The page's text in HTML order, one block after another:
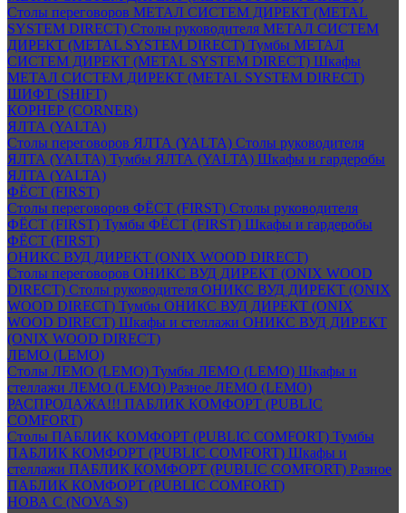
Столы переговоров МЕТАЛ СИСТЕМ ДИРЕКТ (METAL
SYSTEM DIRECT) Столы руководителя МЕТАЛ СИСТЕМ
ДИРЕКТ (METAL SYSTEM DIRECT) Тумбы МЕТАЛ
СИСТЕМ ДИРЕКТ (METAL SYSTEM DIRECT) Шкафы
МЕТАЛ СИСТЕМ ДИРЕКТ (METAL SYSTEM DIRECT)
ШИФТ (SHIFT)
КОРНЕР (CORNER)
ЯЛТА (YALTA)
Столы переговоров ЯЛТА (YALTA) Столы руководителя
ЯЛТА (YALTA) Тумбы ЯЛТА (YALTA) Шкафы и гардеробы
ЯЛТА (YALTA)
ФЁСТ (FIRST)
Столы переговоров ФЁСТ (FIRST) Столы руководителя
ФЁСТ (FIRST) Тумбы ФЁСТ (FIRST) Шкафы и гардеробы
ФЁСТ (FIRST)
ОНИКС ВУД ДИРЕКТ (ONIX WOOD DIRECT)
Столы переговоров ОНИКС ВУД ДИРЕКТ (ONIX WOOD
DIRECT) Столы руководителя ОНИКС ВУД ДИРЕКТ (ONIX
WOOD DIRECT) Тумбы ОНИКС ВУД ДИРЕКТ (ONIX
WOOD DIRECT) Шкафы и стеллажи ОНИКС ВУД ДИРЕКТ
(ONIX WOOD DIRECT)
ЛЕМО (LEMO)
Столы ЛЕМО (LEMO) Тумбы ЛЕМО (LEMO) Шкафы и
стеллажи ЛЕМО (LEMO) Разное ЛЕМО (LEMO)
РАСПРОДАЖА!!! ПАБЛИК КОМФОРТ (PUBLIC
COMFORT)
Столы ПАБЛИК КОМФОРТ (PUBLIC COMFORT) Тумбы
ПАБЛИК КОМФОРТ (PUBLIC COMFORT) Шкафы и
стеллажи ПАБЛИК КОМФОРТ (PUBLIC COMFORT) Разное
ПАБЛИК КОМФОРТ (PUBLIC COMFORT)
НОВА С (NOVA S)